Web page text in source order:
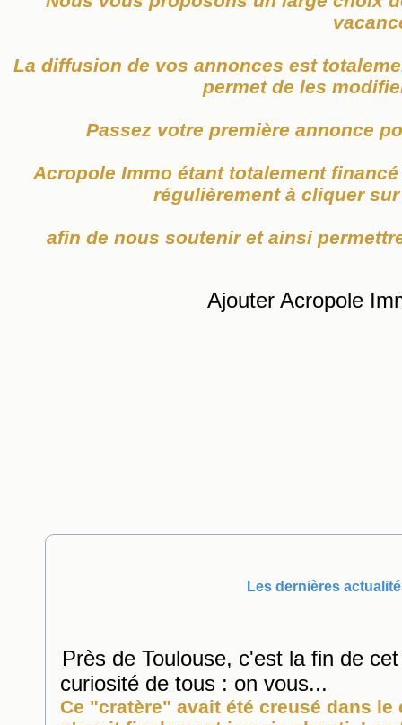
La diffusion de vos annonces est
permet de les
Passez votre première annonce
Acropole Immo étant totalement
régulièrement à cliquer
afin de nous soutenir et ainsi
Ajouter Acropole
Les dernières
Près de Toulouse, c'est la fin de
curiosité de tous : on vous...
Ce "cratère" avait été creusé dans